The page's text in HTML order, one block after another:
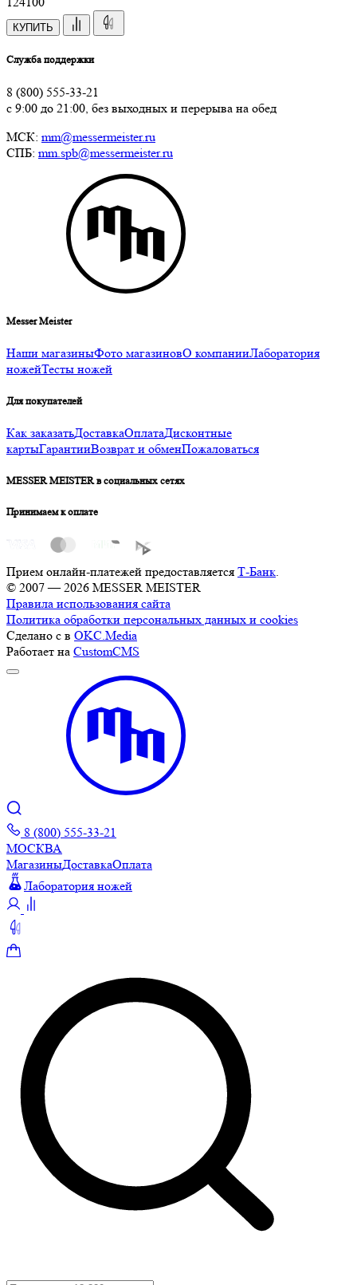
КУПИТЬ
Служба поддержки
8 (800) 555-33-21
с 9:00 до 21:00, без выходных и перерыва на обед
МСК: mm@messermeister.ru
СПБ: mm.spb@messermeister.ru
Messer Meister
Наши магазиныФото магазиновО компанииЛаборатория
ножейТесты ножей
Для покупателей
Как заказатьДоставкаОплатаДисконтные
картыГарантииВозврат и обменПожаловаться
MESSER MEISTER в социальных сетях
Принимаем к оплате
Прием онлайн-платежей предоставляется Т-Банк
© 2007 — 2026 MESSER MEISTER
Правила использования сайта
Политика обработки персональных данных и cookies
Сделано с в OKC.Media
Работает на CustomCMS
8 (800) 555-33-21
МОСКВА
МагазиныДоставкаОплата
Лаборатория ножей